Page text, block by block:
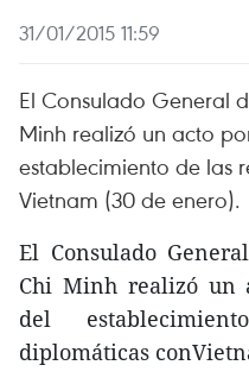
31/01/2015 11:59
El Consulado General
Minh realizó un acto
establecimiento de las
Vietnam (30 de enero).
El Consulado
Chi Minh realizó un
del
diplomáticas